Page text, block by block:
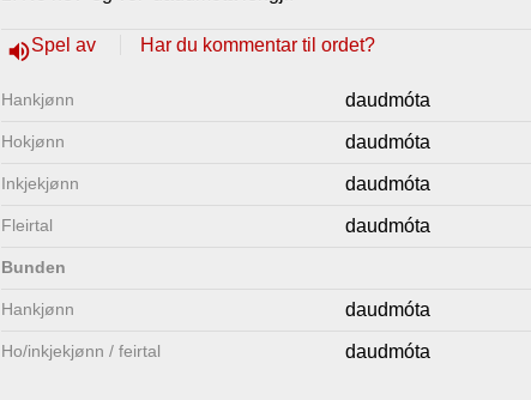
volume_upSpel av Har du kommentar til ordet?
Hankjønn daudmóta
Hokjønn daudmóta
Inkjekjønn daudmóta
Fleirtal daudmóta
Bunden
Hankjønn daudmóta
Ho/inkjekjønn / feirtal daudmóta